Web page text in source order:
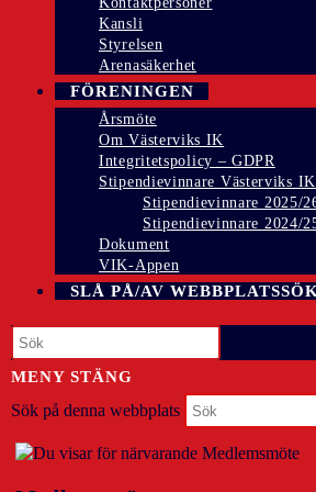
Kansli
Styrelsen
Arenasäkerhet
FÖRENINGEN
Årsmöte
Om Västerviks IK
Integritetspolicy – GDPR
Stipendievinnare Västerviks IK
Stipendievinnare 2025/
Stipendievinnare 2024/
Dokument
VIK-Appen
SLÅ PÅ/AV
MENY STÄNG
Sök på denna webbplats